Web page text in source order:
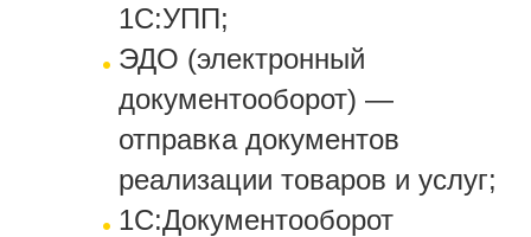
1C:УПП;
ЭДО (электронный
документооборот) —
отправка документов
реализации товаров и услуг;
1C:Документооборот